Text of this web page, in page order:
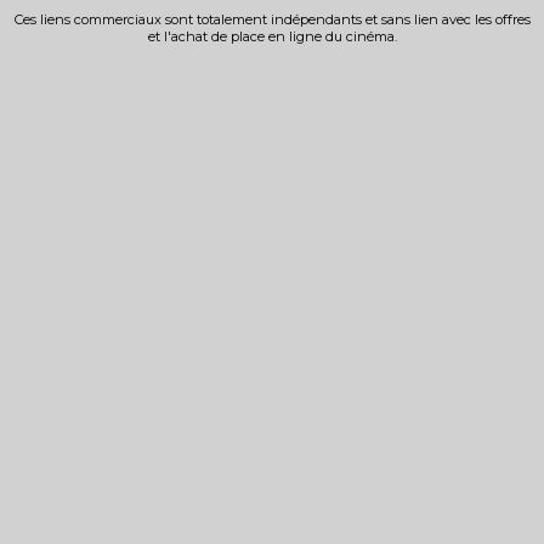
Ces liens commerciaux sont totalement indépendants et sans lien avec les offres
et l'achat de place en ligne du cinéma.